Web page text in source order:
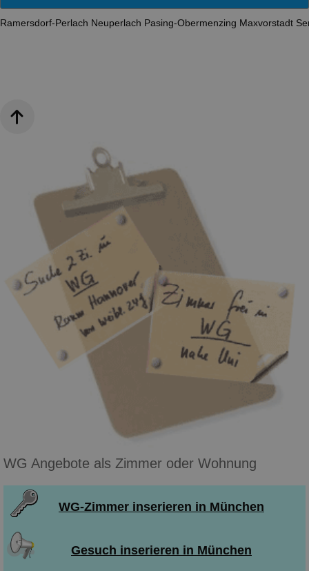
Ramersdorf-Perlach Neuperlach Pasing-Obermenzing Maxvorstadt
WG Angebote als Zimmer oder Wohnung
WG-Zimmer inserieren in München
Gesuch inserieren in München